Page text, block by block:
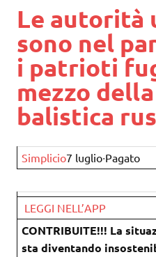
Le autorità
sono nel
i patrioti
mezzo
balistica
Simplicio7 luglio∙Pagato
LEGGI NELL’APP
CONTRIBUITE!!! La
sta diventando